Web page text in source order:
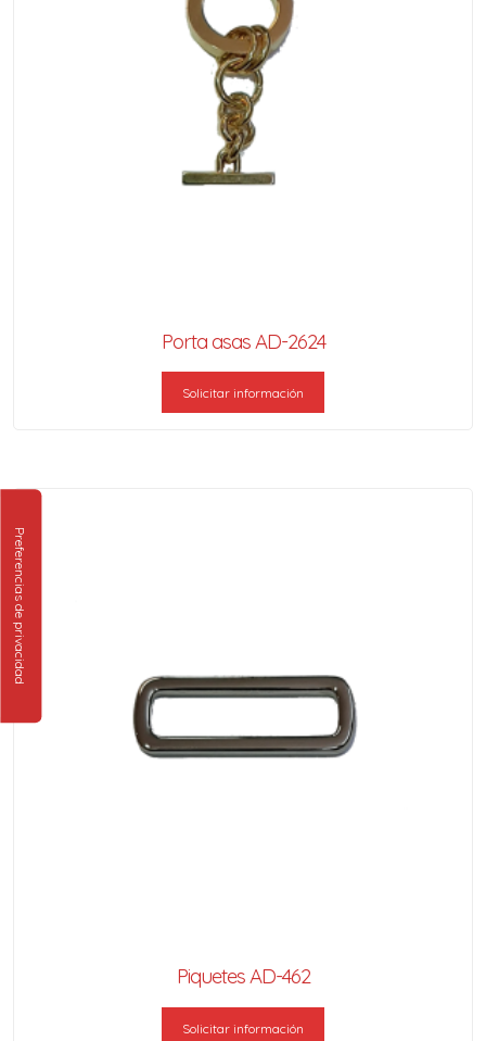
Porta asas AD-2624
Solicitar información
Piquetes AD-462
Solicitar información